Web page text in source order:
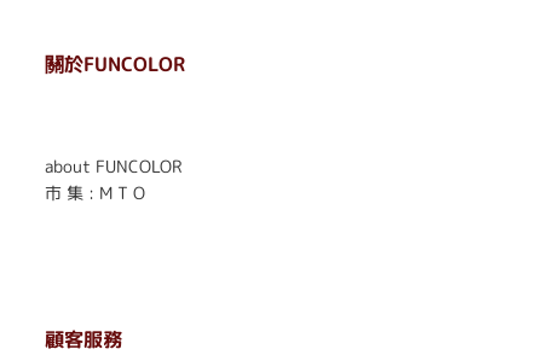
關於FUNCOLOR
about FUNCOLOR
市 集 : M T O
顧客服務